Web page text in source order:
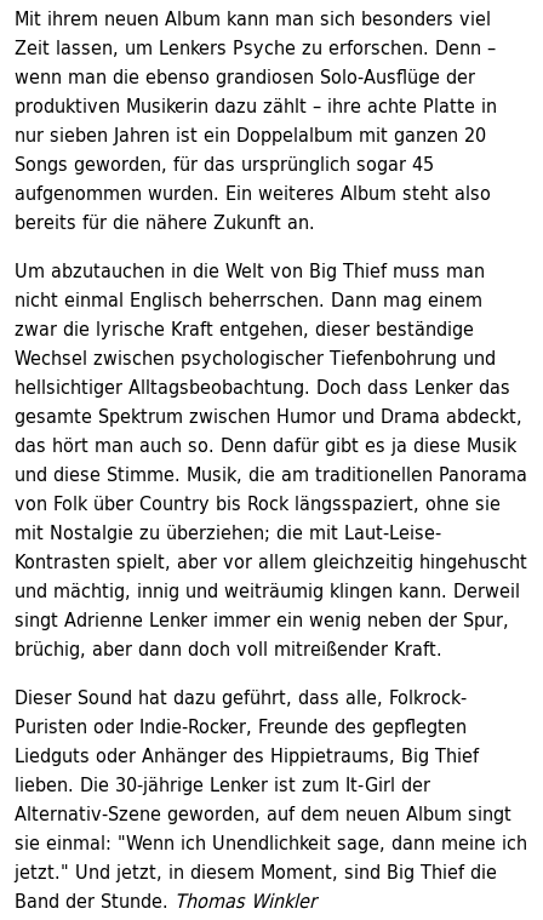
Mit ihrem neuen Album kann man sich besonders viel
Zeit lassen, um Lenkers Psyche zu erforschen. Denn –
wenn man die ebenso grandiosen Solo-Ausflüge der
produktiven Musikerin dazu zählt – ihre achte Platte in
nur sieben Jahren ist ein Doppelalbum mit ganzen 20
Songs geworden, für das ursprünglich sogar 45
aufgenommen wurden. Ein weiteres Album steht also
bereits für die nähere Zukunft an.
Um abzutauchen in die Welt von Big Thief muss man
nicht einmal Englisch beherrschen. Dann mag einem
zwar die lyrische Kraft entgehen, dieser beständige
Wechsel zwischen psychologischer Tiefenbohrung und
hellsichtiger Alltagsbeobachtung. Doch dass Lenker das
gesamte Spektrum zwischen Humor und Drama abdeckt,
das hört man auch so. Denn dafür gibt es ja diese Musik
und diese Stimme. Musik, die am traditionellen Panorama
von Folk über Country bis Rock längsspaziert, ohne sie
mit Nostalgie zu überziehen; die mit Laut-Leise-
Kontrasten spielt, aber vor allem gleichzeitig hingehuscht
und mächtig, innig und weiträumig klingen kann. Derweil
singt Adrienne Lenker immer ein wenig neben der Spur,
brüchig, aber dann doch voll mitreißender Kraft.
Dieser Sound hat dazu geführt, dass alle, Folkrock-
Puristen oder Indie-Rocker, Freunde des gepflegten
Liedguts oder Anhänger des Hippietraums, Big Thief
lieben. Die 30-jährige Lenker ist zum It-Girl der
Alternativ-Szene geworden, auf dem neuen Album singt
sie einmal: "Wenn ich Unendlichkeit sage, dann meine ich
jetzt." Und jetzt, in diesem Moment, sind Big Thief die
Band der Stunde. Thomas Winkler